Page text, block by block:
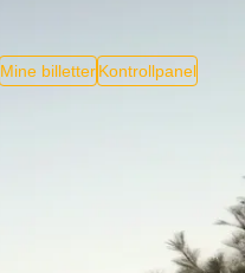
Mine billetterKontrollpanel